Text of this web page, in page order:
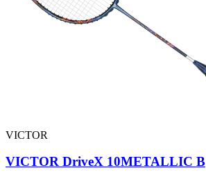
VICTOR
VICTOR DriveX 10METALLIC B